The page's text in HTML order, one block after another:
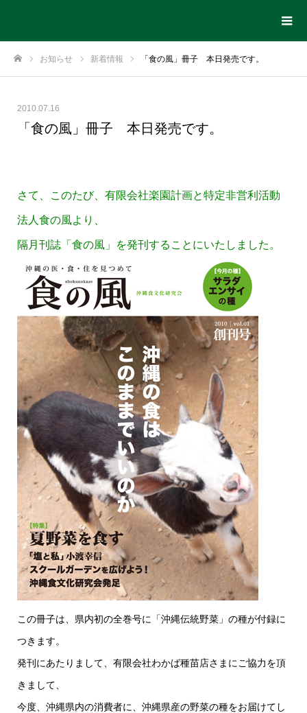
お知らせ 新着情報 「食の風」冊子 本日発売です。
2010.07.16
「食の風」冊子 本日発売です。
さて、このたび、有限会社楽園計画と特定非営利活動
法人食の風より、
隔月刊誌「食の風」を発刊することにいたしました。
この冊子は、県内初の全巻号に「沖縄伝統野菜」の種が付録に
つきます。
発刊にあたりまして、有限会社わかば種苗店さまにご協力を頂
きまして、
今度、沖縄県内の消費者に、沖縄県産の野菜の種をお届けてし